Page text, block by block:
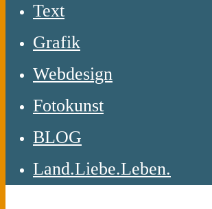
Text
Grafik
Webdesign
Fotokunst
BLOG
Land.Liebe.Leben.